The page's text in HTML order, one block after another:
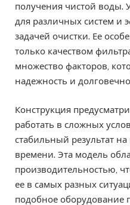
получения чистой воды.
для различных систем и
задачей очистки. Ее
только качеством
множество факторов,
надежность и
Конструкция
работать в сложных
стабильный результат
времени. Эта модель
производительностью,
ее в самых разных
подобное оборудование